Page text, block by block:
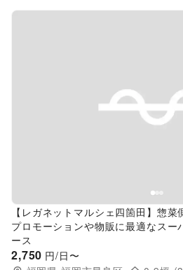
Previous slide
【レガネットマルシェ四箇田】惣
プロモーションや物販に最適なス
ース
2,750 円/日〜